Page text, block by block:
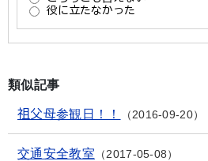
類似記事
祖父母参観日！！ 2016-09-20
交通安全教室 2017-05-08